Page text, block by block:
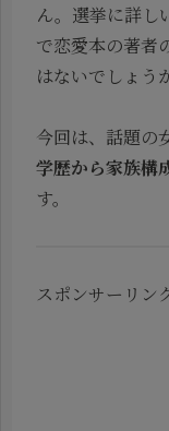
ん。選挙に詳し
で恋愛本の著者
はないでしょう
今回は、話題の
学歴から家族構
す。
スポンサーリン